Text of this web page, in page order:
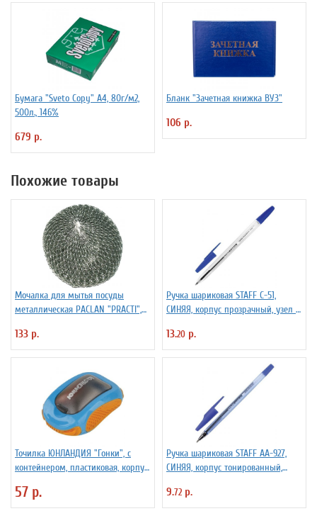
Бумага "Sveto Copy" А4, 80г/м2,
500л., 146%
679 р.
Бланк "Зачетная книжка ВУЗ"
106 р.
Похожие товары
Мочалка для мытья посуды
металлическая PACLAN "PRACTI",
133 р.
Ручка шариковая STAFF C-51,
СИНЯЯ, корпус прозрачный, узел 1
13.20 р.
Точилка ЮНЛАНДИЯ "Гонки", с
контейнером, пластиковая, корпус
57 р.
Ручка шариковая STAFF AA-927,
СИНЯЯ, корпус тонированный,
линия 0,35 мм, 142809
9.72 р.